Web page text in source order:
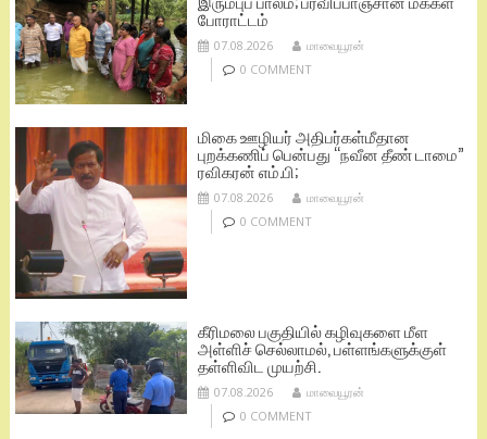
போராட்டம்
07.08.2026
மாவையூரன்
0 COMMENT
மிகை ஊழியர் அதிபர்கள்மீதான
புறக்கணிப் பென்பது “நவீன தீண் டாமை”
ரவிகரன் எம்.பி;
07.08.2026
மாவையூரன்
0 COMMENT
கீரிமலை பகுதியில் கழிவுகளை மீள
அள்ளிச் செல்லாமல், பள்ளங்களுக்குள்
தள்ளிவிட முயற்சி.
07.08.2026
மாவையூரன்
0 COMMENT